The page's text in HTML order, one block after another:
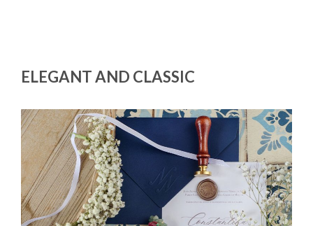
ELEGANT AND CLASSIC